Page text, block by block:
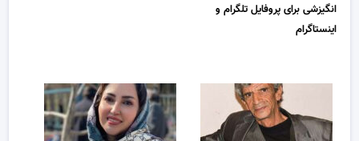
انگیزشی برای پروفایل تلگرام و
اینستاگرام